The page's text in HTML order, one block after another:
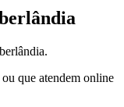
.
que atendem online